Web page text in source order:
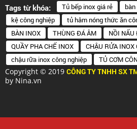
Tags từ khóa: Tủ bếp inox giá rẻ
kệ công nghiệp
tủ hâm nóng thức ăn
BÀN INOX
THÙNG ĐÁ ÂM
NỒI
QUẦY PHA CHẾ INOX
CHẬU RỬA INOX
chậu rữa inox công nghiệp
TỦ CƠM
Copyright © 2019 CÔNG TY TNHH SX
by Nina.vn